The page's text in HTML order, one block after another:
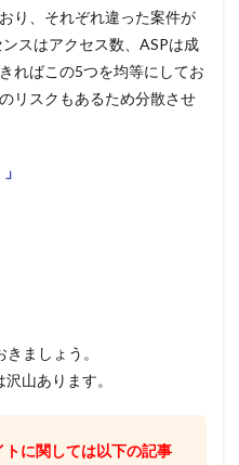
り、それぞれ違った案件が
スはアクセス数、ASPは成
ればこの5つを均等にしてお
リスクもあるため分散させ
ましょう。
山あります。
に関しては以下の記事